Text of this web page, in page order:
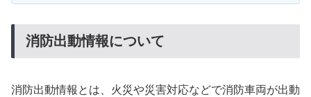
消防出動情報について
消防出動情報とは、火災や災害対応などで消防車両が出動